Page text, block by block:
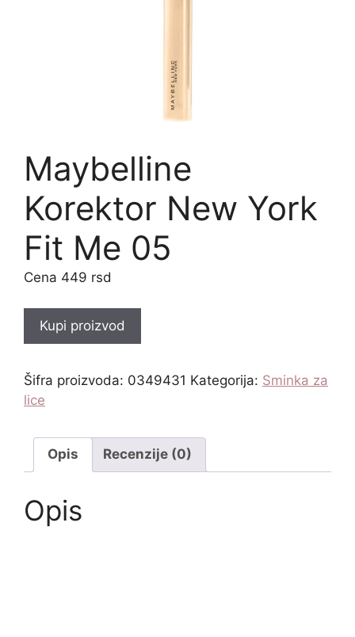
Maybelline
Korektor New York
Fit Me 05
449 rsd
Kupi proizvod
Šifra proizvoda: 0349431 Kategorija: Sminka za
lice
Opis Recenzije (0)
Opis